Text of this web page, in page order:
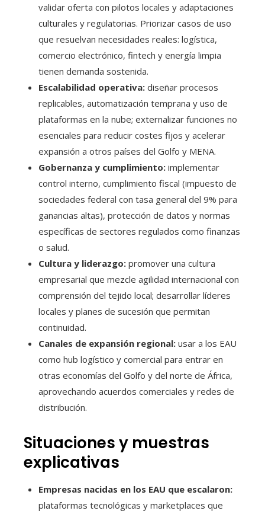
validar oferta con pilotos locales y adaptaciones
culturales y regulatorias. Priorizar casos de uso
que resuelvan necesidades reales: logística,
comercio electrónico, fintech y energía limpia
tienen demanda sostenida.
Escalabilidad operativa: diseñar procesos
replicables, automatización temprana y uso de
plataformas en la nube; externalizar funciones no
esenciales para reducir costes fijos y acelerar
expansión a otros países del Golfo y MENA.
Gobernanza y cumplimiento: implementar
control interno, cumplimiento fiscal (impuesto de
sociedades federal con tasa general del 9% para
ganancias altas), protección de datos y normas
específicas de sectores regulados como finanzas
o salud.
Cultura y liderazgo: promover una cultura
empresarial que mezcle agilidad internacional con
comprensión del tejido local; desarrollar líderes
locales y planes de sucesión que permitan
continuidad.
Canales de expansión regional: usar a los EAU
como hub logístico y comercial para entrar en
otras economías del Golfo y del norte de África,
aprovechando acuerdos comerciales y redes de
distribución.
Situaciones y muestras
explicativas
Empresas nacidas en los EAU que escalaron:
plataformas tecnológicas y marketplaces que